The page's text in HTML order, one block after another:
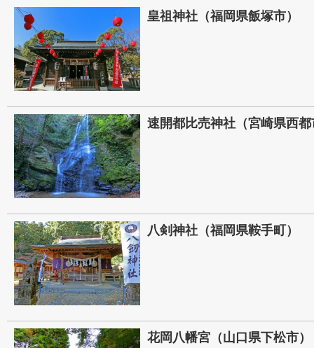
皇祖神社（福岡県飯塚市）
速開都比売神社（宮崎県西
八剣神社（福岡県鞍手町）
花岡八幡宮（山口県下松市）